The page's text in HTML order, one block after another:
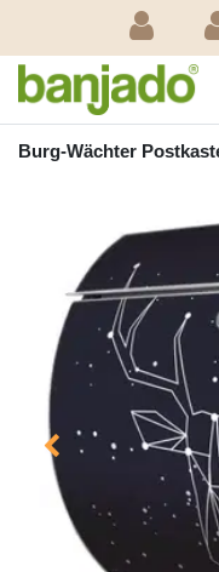
Burg-Wächter